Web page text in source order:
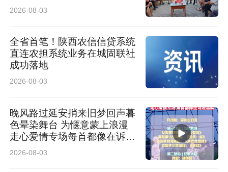
2026-08-03
全省首笔！陕西农信信贷系统
直连农担系统业务在城固联社
成功落地
2026-08-03
晚风路过延安捎来旧梦回声暮
色晕染舞台 为惬意蒙上浪漫
走心爱情专场每首都像在诉说
温柔
2026-08-03